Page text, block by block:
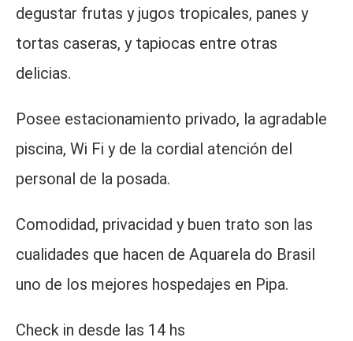
degustar frutas y jugos tropicales, panes y
tortas caseras, y tapiocas entre otras
delicias.
Posee estacionamiento privado, la agradable
piscina, Wi Fi y de la cordial atención del
personal de la posada.
Comodidad, privacidad y buen trato son las
cualidades que hacen de Aquarela do Brasil
uno de los mejores hospedajes en Pipa.
Check in desde las 14 hs